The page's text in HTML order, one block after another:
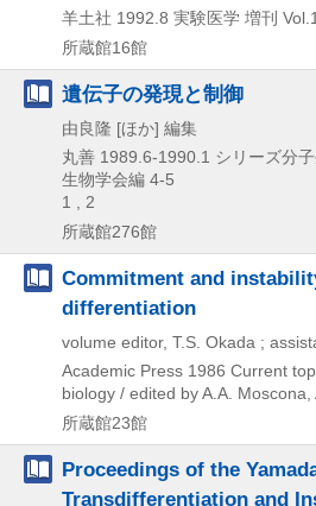
羊土社 1992.8 実験医学 増刊
所蔵館16館
遺伝子の発現と制御
由良隆 [ほか] 編集
丸善 1989.6-1990.1 シリーズ分
生物学会編 4-5
1 , 2
所蔵館276館
Commitment and
differentiation
volume editor, T.S. Okada ;
Academic Press 1986 Current
biology / edited by A.A. Moscona,
所蔵館23館
Proceedings of the
Transdifferentiation and